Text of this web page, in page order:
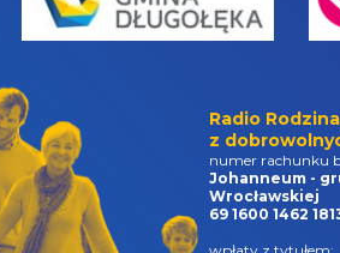
Radio
z
numer rachunku
Johanneum -
Wrocławskiej
69 1600 1462